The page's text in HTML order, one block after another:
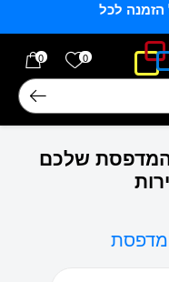
לכל
0 הרשימה
0
המדפסת שלכם